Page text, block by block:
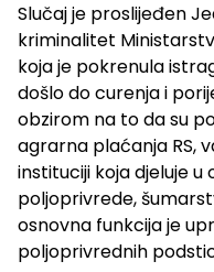
Slučaj je proslijeđen
kriminalitet
koja je pokrenula
došlo do curenja i
obzirom na to da su
agrarna plaćanja RS,
instituciji koja djeluje
poljoprivrede,
osnovna funkcija je
poljoprivrednih